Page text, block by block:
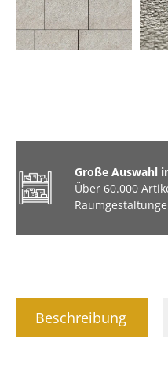
3D Optik
Tiere & Hobbys
Große Auswahl
Über 60.000
Beschreibung